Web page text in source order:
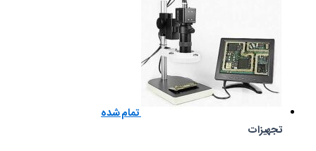
تمام شده
تجهیزات